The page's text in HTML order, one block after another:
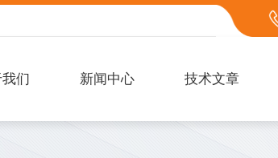
们 新闻中心 技术文章